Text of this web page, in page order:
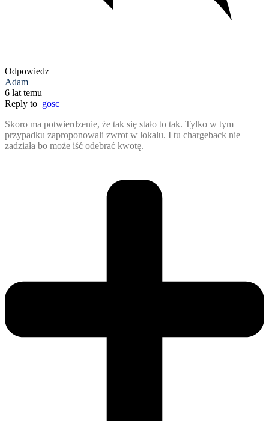
Odpowiedz
Adam
6 lat temu
Reply to gosc
Skoro ma potwierdzenie, że tak się stało to tak. Tylko w tym
przypadku zaproponowali zwrot w lokalu. I tu chargeback nie
zadziała bo może iść odebrać kwotę.